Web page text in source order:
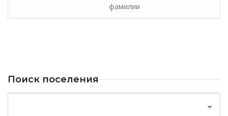
фамилии
Поиск поселения